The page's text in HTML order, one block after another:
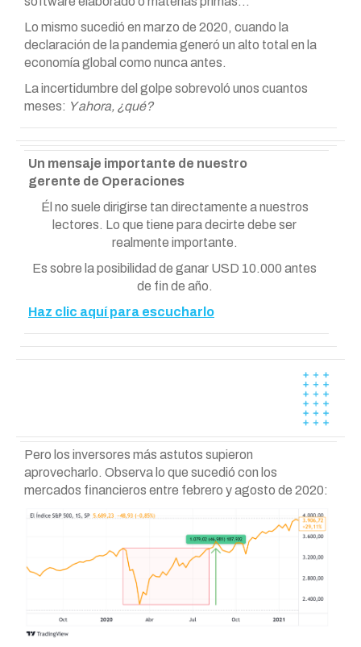
Lo mismo sucedió en marzo de 2020, cuando la
declaración de la pandemia generó un alto total en la
economía global como nunca antes.
La incertidumbre del golpe sobrevoló unos cuantos
meses: Y ahora, ¿qué?
Un mensaje importante de nuestro
gerente de Operaciones
Él no suele dirigirse tan directamente a nuestros
lectores. Lo que tiene para decirte debe ser
realmente importante.
Es sobre la posibilidad de ganar USD 10.000 antes
de fin de año.
Haz clic aquí para escucharlo
Pero los inversores más astutos supieron
aprovecharlo. Observa lo que sucedió con los
mercados financieros entre febrero y agosto de 2020: